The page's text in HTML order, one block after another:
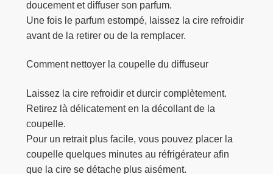
doucement et diffuser son parfum.
Une fois le parfum estompé, laissez la cire refroidir
avant de la retirer ou de la remplacer.
Comment nettoyer la coupelle du diffuseur
Laissez la cire refroidir et durcir complètement.
Retirez là délicatement en la décollant de la
coupelle.
Pour un retrait plus facile, vous pouvez placer la
coupelle quelques minutes au réfrigérateur afin
que la cire se détache plus aisément.